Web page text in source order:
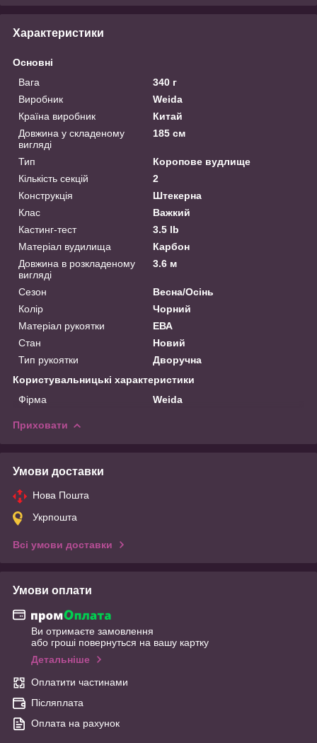
Характеристики
Основні
Вага
340 г
Виробник
Weida
Країна виробник
Китай
Довжина у складеному
вигляді
185 см
Тип
Коропове вудлище
Кількість секцій
2
Конструкція
Штекерна
Клас
Важкий
Кастинг-тест
3.5 lb
Матеріал вудилища
Карбон
Довжина в розкладеному
вигляді
3.6 м
Сезон
Весна/Осінь
Колір
Чорний
Матеріал рукоятки
ЕВА
Стан
Новий
Тип рукоятки
Дворучна
Користувальницькі характеристики
Фірма
Weida
Приховати
Умови доставки
Нова Пошта
Укрпошта
Всі умови доставки
Умови оплати
Ви отримаєте замовлення
або гроші повернуться на вашу картку
Детальніше
Оплатити частинами
Післяплата
Оплата на рахунок